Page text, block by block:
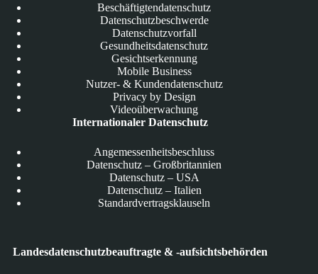
Beschäftigtendatenschutz
Datenschutzbeschwerde
Datenschutzvorfall
Gesundheitsdatenschutz
Gesichtserkennung
Mobile Business
Nutzer- & Kundendatenschutz
Privacy by Design
Videoüberwachung
Internationaler Datenschutz
Angemessenheitsbeschluss
Datenschutz – Großbritannien
Datenschutz – USA
Datenschutz – Italien
Standardvertragsklauseln
Landesdatenschutzbeauftragte & -aufsichtsbehörden